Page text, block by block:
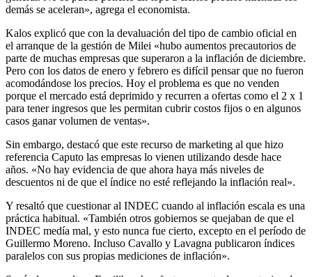
demás se aceleran», agrega el economista.
Kalos explicó que con la devaluación del tipo de cambio oficial en
el arranque de la gestión de Milei «hubo aumentos precautorios de
parte de muchas empresas que superaron a la inflación de diciembre.
Pero con los datos de enero y febrero es difícil pensar que no fueron
acomodándose los precios. Hoy el problema es que no venden
porque el mercado está deprimido y recurren a ofertas como el 2 x 1
para tener ingresos que les permitan cubrir costos fijos o en algunos
casos ganar volumen de ventas».
Sin embargo, destacó que este recurso de marketing al que hizo
referencia Caputo las empresas lo vienen utilizando desde hace
años. «No hay evidencia de que ahora haya más niveles de
descuentos ni de que el índice no esté reflejando la inflación real».
Y resaltó que cuestionar al INDEC cuando al inflación escala es una
práctica habitual. «También otros gobiernos se quejaban de que el
INDEC medía mal, y esto nunca fue cierto, excepto en el período de
Guillermo Moreno. Incluso Cavallo y Lavagna publicaron índices
paralelos con sus propias mediciones de inflación».